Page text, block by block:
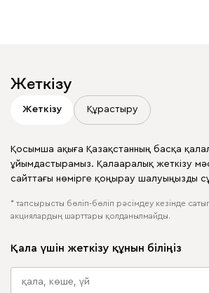
Жеткізу
Жеткізу Құрастыру
Қосымша ақыға Қазақстанның басқа
ұйымдастырамыз. Қалааралық жеткізу
сайттағы нөмірге қоңырау шалуыңызды
* тапсырысты бөліп-бөліп рәсімдеу кезінде
акциялардың шарттары қолданылмайды.
Қала үшін жеткізу құнын біліңіз